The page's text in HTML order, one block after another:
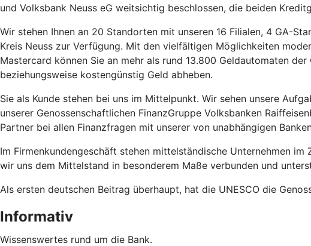
und Volksbank Neuss eG weitsichtig beschlossen, die beiden
Wir stehen Ihnen an 20 Standorten mit unseren 16 Filialen, 4 GA-
Kreis Neuss zur Verfügung. Mit den vielfältigen Möglichkeiten
Mastercard können Sie an mehr als rund 13.800 Geldautomaten
beziehungsweise kostengünstig Geld abheben.
Sie als Kunde stehen bei uns im Mittelpunkt. Wir sehen unsere
unserer Genossenschaftlichen FinanzGruppe Volksbanken
Partner bei allen Finanzfragen mit unserer von unabhängigen
Im Firmenkundengeschäft stehen mittelständische Unternehmen
wir uns dem Mittelstand in besonderem Maße verbunden und
Als ersten deutschen Beitrag überhaupt, hat die UNESCO die
Informativ
Wissenswertes rund um die Bank.